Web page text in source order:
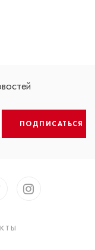
ПОДПИСАТЬСЯ